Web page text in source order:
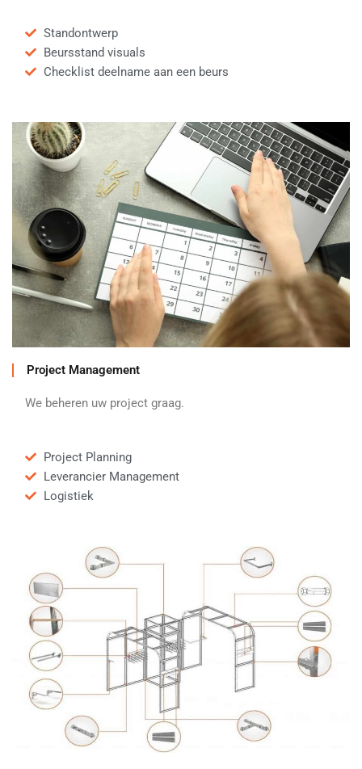
Standontwerp
Beursstand visuals
Checklist deelname aan een beurs
Project Management
We beheren uw project graag.
Project Planning
Leverancier Management
Logistiek